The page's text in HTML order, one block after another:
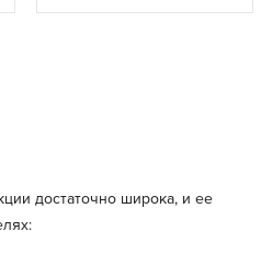
достаточно широка, и ее